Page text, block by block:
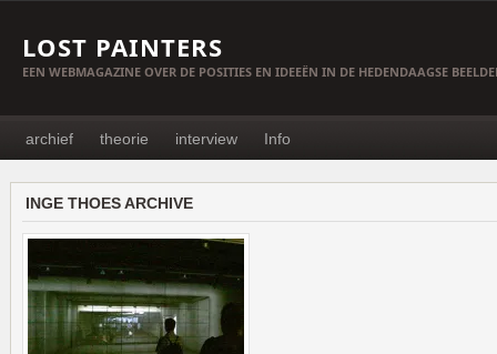
LOST PAINTERS
EEN WEBMAGAZINE OVER DE POSITIES EN IDEEËN IN DE HEDENDAAGSE
archief theorie interview Info
INGE THOES ARCHIVE